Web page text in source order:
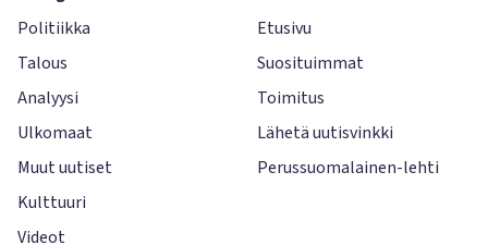
Politiikka
Talous
Analyysi
Ulkomaat
Muut uutiset
Kulttuuri
Videot
Etusivu
Suosituimmat
Toimitus
Lähetä uutisvinkki
Perussuomalainen-lehti